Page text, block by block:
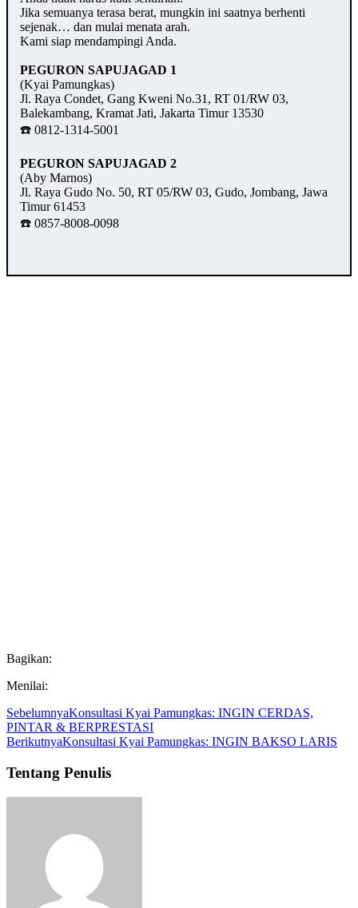
Jika semuanya terasa berat, mungkin ini saatnya berhenti
sejenak… dan mulai menata arah.
Kami siap mendampingi Anda.
PEGURON SAPUJAGAD 1
(Kyai Pamungkas)
Jl. Raya Condet, Gang Kweni No.31, RT 01/RW 03,
Balekambang, Kramat Jati, Jakarta Timur 13530
☎️ 0812-1314-5001
PEGURON SAPUJAGAD 2
(Aby Marnos)
Jl. Raya Gudo No. 50, RT 05/RW 03, Gudo, Jombang, Jawa
Timur 61453
☎️ 0857-8008-0098
Bagikan:
Menilai:
SebelumnyaKonsultasi Kyai Pamungkas: INGIN CERDAS,
PINTAR & BERPRESTASI
BerikutnyaKonsultasi Kyai Pamungkas: INGIN BAKSO LARIS
Tentang Penulis